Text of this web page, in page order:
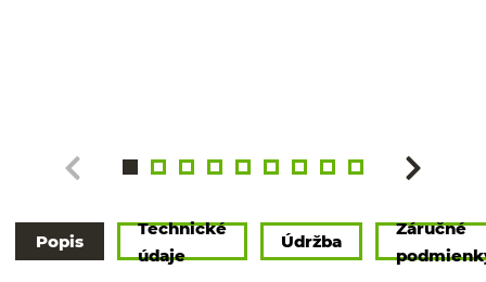
Popis
Technické
údaje
Údržba
Záručné